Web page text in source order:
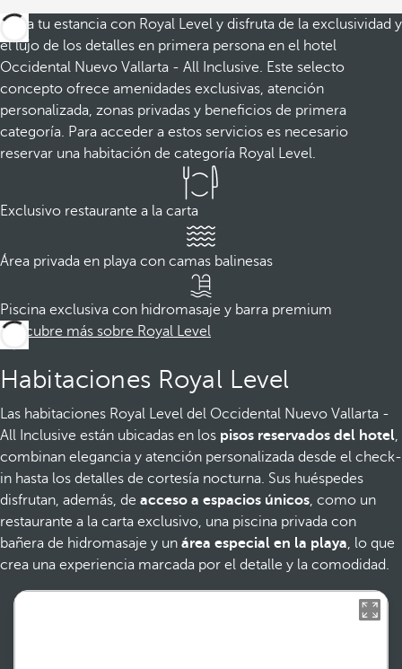
Eleva tu estancia con Royal Level y disfruta de la exclusividad y
el lujo de los detalles en primera persona en el hotel
Occidental Nuevo Vallarta - All Inclusive. Este selecto
concepto ofrece amenidades exclusivas, atención
personalizada, zonas privadas y beneficios de primera
categoría. Para acceder a estos servicios es necesario
reservar una habitación de categoría Royal Level.
Exclusivo restaurante a la carta
Área privada en playa con camas balinesas
Piscina exclusiva con hidromasaje y barra premium
Descubre más sobre Royal Level
Habitaciones Royal Level
Las habitaciones Royal Level del Occidental Nuevo Vallarta -
All Inclusive están ubicadas en los pisos reservados del hotel
combinan elegancia y atención personalizada desde el check-
in hasta los detalles de cortesía nocturna. Sus huéspedes
disfrutan, además, de acceso a espacios únicos , como un
restaurante a la carta exclusivo, una piscina privada con
bañera de hidromasaje y un área especial en la playa , lo que
crea una experiencia marcada por el detalle y la comodidad.